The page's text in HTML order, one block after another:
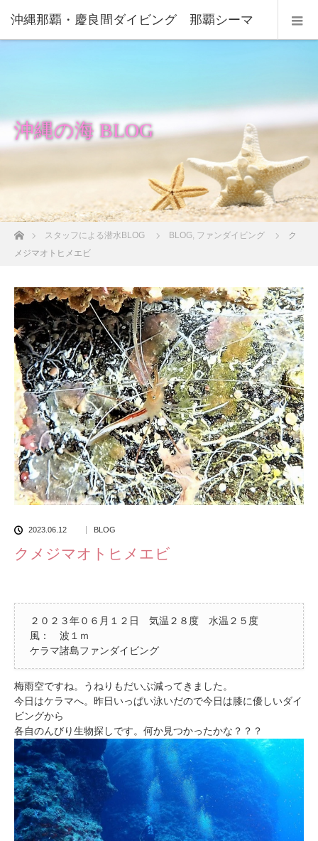
沖縄那覇・慶良間ダイビング 那覇シーマ
沖縄の海 BLOG
ホームスタッフによる潜水BLOG BLOG, ファンダイビング
ク
メジマオトヒメエビ
2023.06.12 BLOG
クメジマオトヒメエビ
２０２３年０６月１２日 気温２８度 水温２５度
風： 波１ｍ
ケラマ諸島ファンダイビング
梅雨空ですね。うねりもだいぶ減ってきました。
今日はケラマへ。昨日いっぱい泳いだので今日は膝に優しいダイ
ビングから
各自のんびり生物探しです。何か見つかったかな？？？